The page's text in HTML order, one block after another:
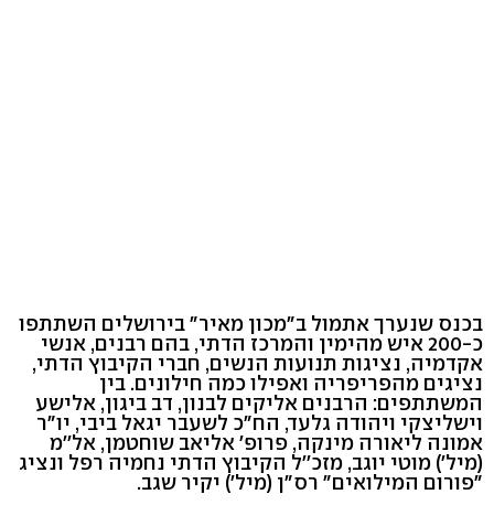
בכנס שנערך אתמול ב"מכון מאיר" בירושלים השתתפו
כ-200 איש מהימין והמרכז הדתי, בהם רבנים, אנשי
אקדמיה, נציגות תנועות הנשים, חברי הקיבוץ הדתי,
נציגים מהפריפריה ואפילו כמה חילונים. בין
המשתתפים: הרבנים אליקים לבנון, דב ביגון, אלישע
וישליצקי ויהודה גלעד, הח"כ לשעבר יגאל ביבי, יו"ר
אמונה ליאורה מינקה, פרופ' אליאב שוחטמן, אל''מ
(מיל') מוטי יוגב, מזכ''ל הקיבוץ הדתי נחמיה רפל ונציג
"פורום המילואים" רס"ן (מיל') יקיר שגב.